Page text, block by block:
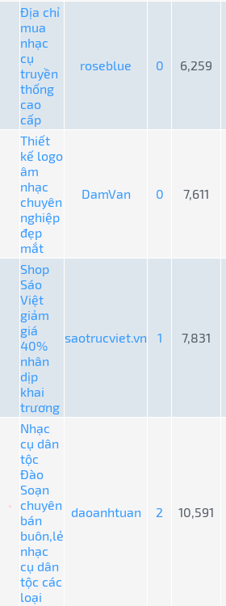
Địa chỉ
mua
nhạc
cụ
truyền
thống
cao
cấp
roseblue 0 6,259
Thiết
kế logo
âm
nhạc
chuyên
nghiệp
đẹp
mắt
DamVan 0 7,611
Shop
Sáo
Việt
giảm
giá
40%
nhân
dịp
khai
trương
saotrucviet.vn 1 7,831
Nhạc
cụ dân
tộc
Đào
Soạn
chuyên
bán
buôn,lẻ
nhạc
cụ dân
tộc các
loại
daoanhtuan 2 10,591